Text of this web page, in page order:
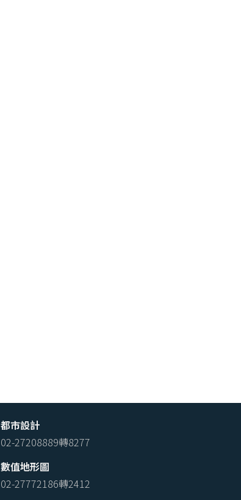
都市設計
02-27208889轉8277
數值地形圖
02-27772186轉2412